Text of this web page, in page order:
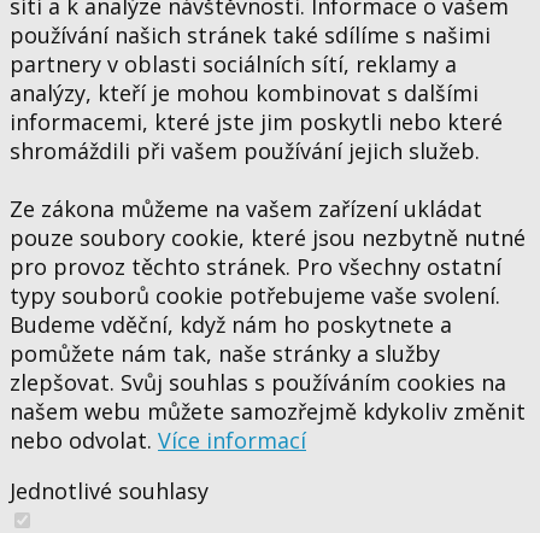
sítí a k analýze návštěvnosti. Informace o vašem
používání našich stránek také sdílíme s našimi
partnery v oblasti sociálních sítí, reklamy a
analýzy, kteří je mohou kombinovat s dalšími
informacemi, které jste jim poskytli nebo které
shromáždili při vašem používání jejich služeb.
Ze zákona můžeme na vašem zařízení ukládat
pouze soubory cookie, které jsou nezbytně nutné
pro provoz těchto stránek. Pro všechny ostatní
typy souborů cookie potřebujeme vaše svolení.
Budeme vděční, když nám ho poskytnete a
pomůžete nám tak, naše stránky a služby
zlepšovat. Svůj souhlas s používáním cookies na
našem webu můžete samozřejmě kdykoliv změnit
nebo odvolat. Více informací
Jednotlivé souhlasy